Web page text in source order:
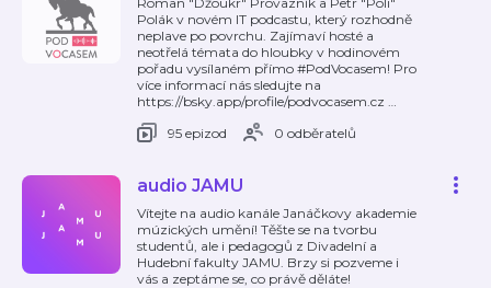
Polák v novém IT podcastu, který rozhodně
neplave po povrchu. Zajímaví hosté a
neotřelá témata do hloubky v hodinovém
pořadu vysílaném přímo #PodVocasem! Pro
více informací nás sledujte na
https://bsky.app/profile/podvocasem.cz …
95 epizod
0 odběratelů
audio JAMU
Vítejte na audio kanále Janáčkovy akademie
múzických umění! Těšte se na tvorbu
studentů, ale i pedagogů z Divadelní a
Hudební fakulty JAMU. Brzy si pozveme i
vás a zeptáme se, co právě děláte!